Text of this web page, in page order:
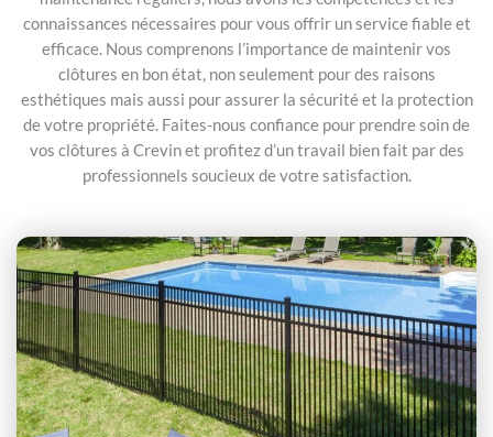
connaissances nécessaires pour vous offrir un service fiable et
efficace. Nous comprenons l’importance de maintenir vos
clôtures en bon état, non seulement pour des raisons
esthétiques mais aussi pour assurer la sécurité et la protection
de votre propriété. Faites-nous confiance pour prendre soin de
vos clôtures à Crevin et profitez d’un travail bien fait par des
professionnels soucieux de votre satisfaction.